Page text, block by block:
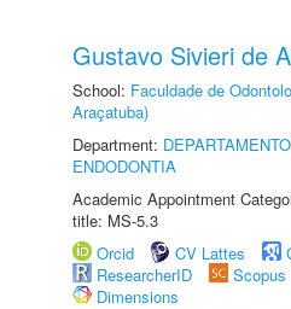
Gustavo Sivieri de
School: Faculdade de
Araçatuba)
Department:
ENDODONTIA
Academic Appointment
title: MS-5.3
Orcid
CV Lattes
ResearcherID
Scopus
Dimensions